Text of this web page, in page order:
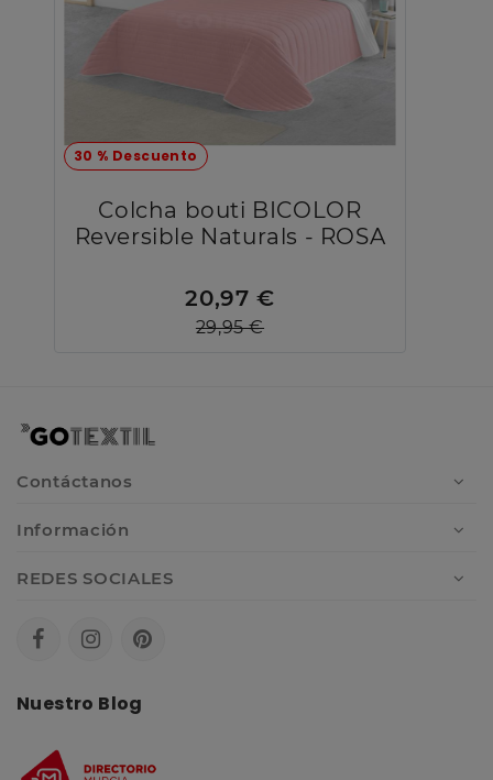
30 % Descuento
Colcha bouti BICOLOR
Reversible Naturals - ROSA
20,97 €
29,95 €
Contáctanos
Información
REDES SOCIALES
Nuestro Blog